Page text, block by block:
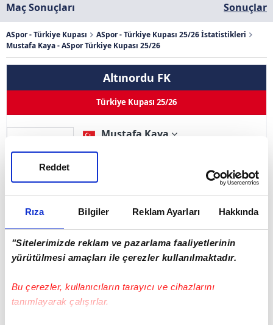
Rıza Bilgiler Reklam Ayarları Hakkında
"Sitelerimizde reklam ve pazarlama faaliyetlerinin
yürütülmesi amaçları ile çerezler kullanılmaktadır.
Bu çerezler, kullanıcıların tarayıcı ve cihazlarını
tanımlayarak çalışırlar.
Reddet
Maç Sonuçları Sonuçlar
ASpor - Türkiye Kupası
ASpor - Türkiye Kupası 25/26 İstatistikleri
Mustafa Kaya - ASpor Türkiye Kupası 25/26
Altınordu FK
Türkiye Kupası 25/26
20
Mustafa Kaya
Pozisyon
0
Sarı Kart 0 Çift Kart 0 Kırmızı Kart 0
Doğum Tarihi 24.04.2001